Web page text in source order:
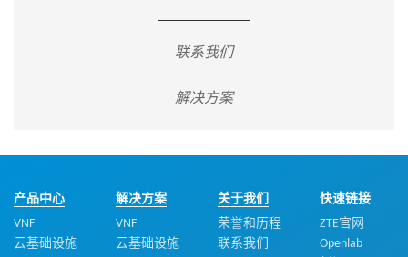
联系我们
解决方案
产品中心
VNF
云基础设施
解决方案
VNF
云基础设施
关于我们
荣誉和历程
联系我们
快速链接
ZTE官网
Openlab